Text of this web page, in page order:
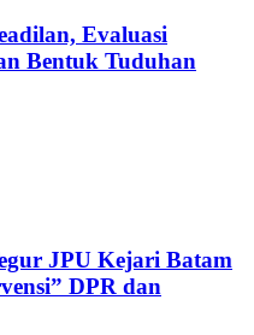
Evaluasi
Bentuk Tuduhan
JPU Kejari Batam
DPR dan